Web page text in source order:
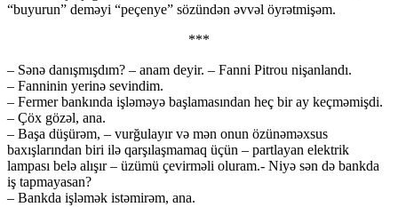
“buyurun” deməyi “peçenye” sözündən əvvəl öyrətmişəm.
***
– Sənə danışmışdım? – anam deyir. – Fanni Pitrou nişanlandı.
– Fanninin yerinə sevindim.
– Fermer bankında işləməyə başlamasından heç bir ay keçməmişdi.
– Çöx gözəl, ana.
– Başa düşürəm, – vurğulayır və mən onun özünəməxsus
baxışlarından biri ilə qarşılaşmamaq üçün – partlayan elektrik
lampası belə alışır – üzümü çevirməli oluram.- Niyə sən də bankda
iş tapmayasan?
– Bankda işləmək istəmirəm, ana.